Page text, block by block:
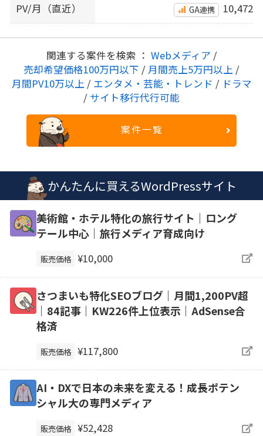
PV/月（直近） GA連携 10,472
関連する案件を検索 ： Webメディア /
売却希望価格100万円以下 / 月間売上5万円以上 /
月間PV10万以上 / エンタメ・芸能・トレンド / ドラマ
/ サイト移行代行可能
案件一覧
かんたんに買えるWordPressサイト
美術館・ホテル特化の旅行サイト｜ロング
テール中心｜旅行メディア育成向け
販売価格 ¥10,000
さつまいも特化SEOブログ｜月間1,200PV超
｜84記事｜KW226件上位表示｜AdSense合
格済
販売価格 ¥117,800
AI・DXで日本の未来を変える！成長ポテン
シャル大の専門メディア
販売価格 ¥52,428